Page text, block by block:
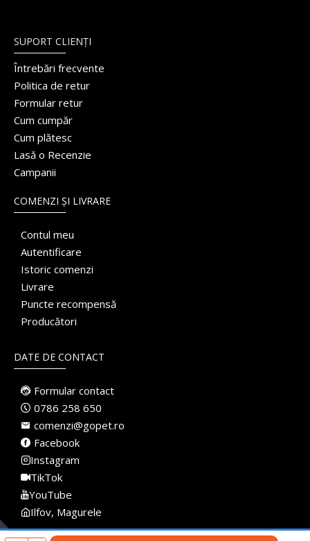
SUPORT CLIENȚI
Întrebări frecvente
Politica de retur
Formular retur
Cum cumpăr
Cum plătesc
Lasă o Recenzie
Campanii
COMENZI ȘI LIVRARE
Contul meu
Autentificare
Istoric comenzi
Livrare
Puncte recompensă
Producători
DATE DE CONTACT
Formular contact
0786 258 650
comenzi@gopet.ro
Facebook
Instagram
TikTok
YouTube
Ilfov, Magurele